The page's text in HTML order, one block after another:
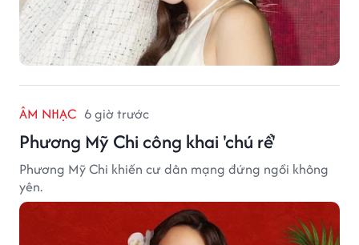
ÂM NHẠC 6 giờ trước
Phương Mỹ Chi công khai 'chú rể'
Phương Mỹ Chi khiến cư dân mạng đứng ngồi không
yên.